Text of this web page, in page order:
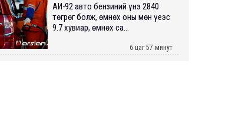
АИ-92 авто бензиний үнэ 2840
төгрөг болж, өмнөх оны мөн үеэс
9.7 хувиар, өмнөх са...
6 цаг 57 минут